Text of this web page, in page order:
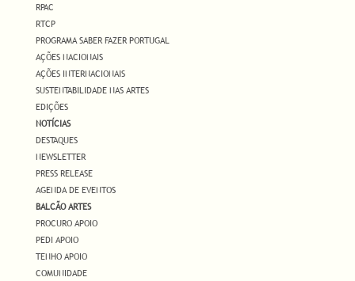
RPAC
RTCP
PROGRAMA SABER FAZER PORTUGAL
AÇÕES NACIONAIS
AÇÕES INTERNACIONAIS
SUSTENTABILIDADE NAS ARTES
EDIÇÕES
NOTÍCIAS
DESTAQUES
NEWSLETTER
PRESS RELEASE
AGENDA DE EVENTOS
BALCÃO ARTES
PROCURO APOIO
PEDI APOIO
TENHO APOIO
COMUNIDADE